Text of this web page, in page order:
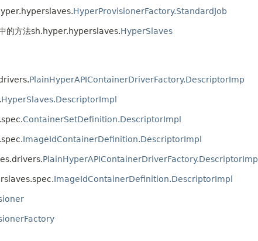
HyperProvisionerFactory.StandardJob
的方法sh.hyper.hyperslaves.HyperSlaves
PlainHyperAPIContainerDriverFactory.DescriptorImp
HyperSlaves.DescriptorImpl
ContainerSetDefinition.DescriptorImpl
ImageIdContainerDefinition.DescriptorImpl
PlainHyperAPIContainerDriverFactory.DescriptorImp
ImageIdContainerDefinition.DescriptorImpl